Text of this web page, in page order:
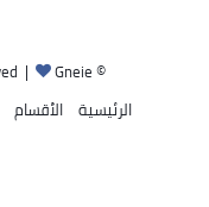
© Copyright 2026, All Rights Reserved |
Gneie
الرئيسية الأقسام